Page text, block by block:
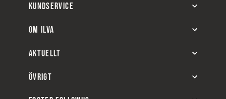
KUNDSERVICE
OM ILVA
AKTUELLT
ÖVRIGT